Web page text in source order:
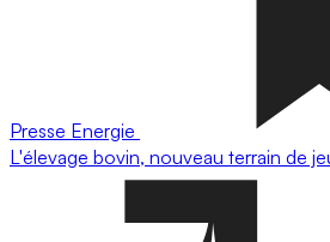
Presse Energie
L'élevage bovin, nouveau terrain de